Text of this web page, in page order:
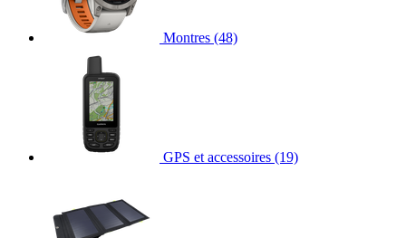
Montres (48)
GPS et accessoires (19)